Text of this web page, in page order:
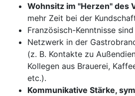
Wohnsitz im "Herzen" des
mehr Zeit bei der
Französisch-Kenntnisse
Netzwerk in der
(z. B. Kontakte zu
Kollegen aus Brauerei,
etc.).
Kommunikative Stärke,